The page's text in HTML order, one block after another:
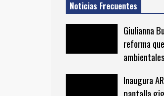
Noticias Frecuentes
Giulianna
reforma
Inaugura
pantalla